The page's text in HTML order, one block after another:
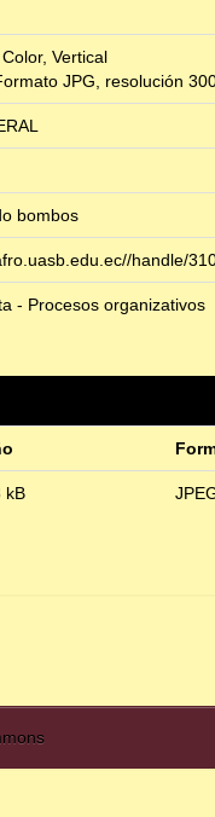
Vertical
JPG, resolución
bombos
handle/
- Procesos organizativos
kB